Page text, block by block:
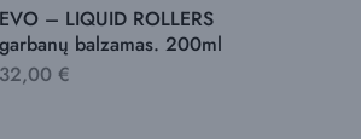
EVO – LIQUID ROLLERS
garbanų balzamas. 200ml
32,00 €